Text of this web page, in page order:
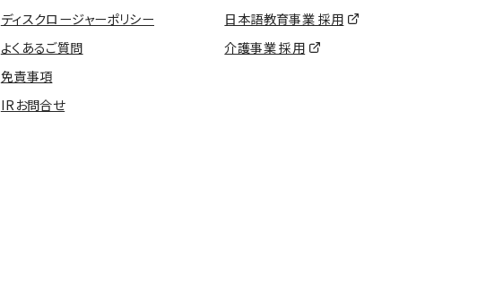
ディスクロージャーポリシー
よくあるご質問
免責事項
IRお問合せ
日本語教育事業 採用
介護事業 採用